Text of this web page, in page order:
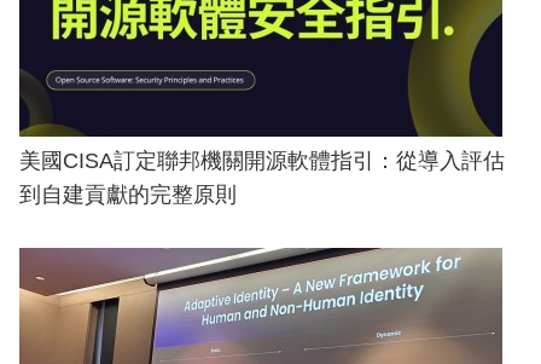
美國CISA訂定聯邦機關開源軟體指引：從導入評估
到自建貢獻的完整原則